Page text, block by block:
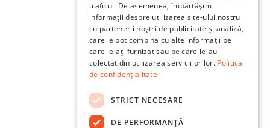
traficul. De asemenea, împărtășim
informații despre utilizarea site-ului nostru
cu partenerii noștri de publicitate și analiză,
care le pot combina cu alte informații pe
care le-ați furnizat sau pe care le-au
colectat din utilizarea serviciilor lor. Politica
de confidențialitate
STRICT NECESARE
DE PERFORMANȚĂ